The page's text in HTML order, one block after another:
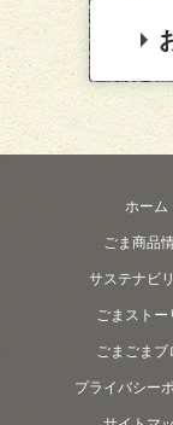
ホーム
ごま商品
サステナビ
ごまストー
ごまごまブ
プライバシー